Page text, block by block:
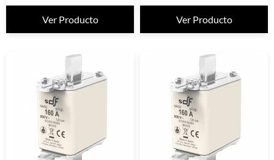
Ver Producto Ver Producto